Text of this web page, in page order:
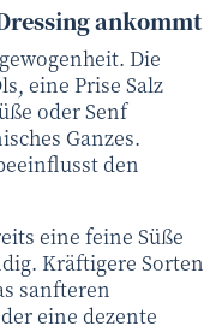
ankommt
Die
eine Prise Salz
oder Senf
Ganzes.
den
eine feine Süße
Kräftigere Sorten
sanfteren
eine dezente